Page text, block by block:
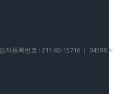
자등록번호 : 211-82-15716 ｜